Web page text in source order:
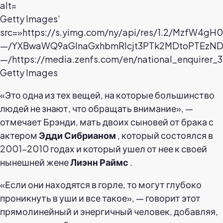
Getty Images‘
src=»https://s.yimg.com/ny/api/res/1.2/
—/
—/https://media.zenfs.com/en/
Getty Images
«Это одна из тех вещей, на которые большинство
людей не знают, что обращать внимание», —
отмечает Брэнди, мать двоих сыновей от брака с
актером Эдди Сибрианом , который состоялся в
2001-2010 годах и который ушел от нее к своей
нынешней женеЛиэнн Раймс .
«Если они находятся в горле, то могут глубоко
проникнуть в уши и все такое», — говорит этот
прямолинейный и энергичный человек, добавляя,